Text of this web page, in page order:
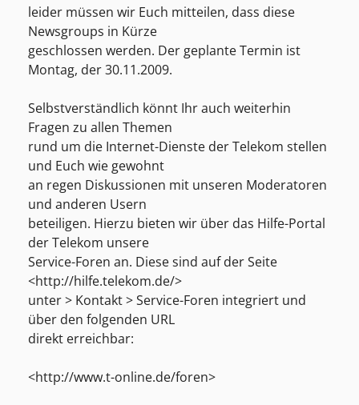
leider müssen wir Euch mitteilen, dass diese
Newsgroups in Kürze
geschlossen werden. Der geplante Termin ist
Montag, der 30.11.2009.
Selbstverständlich könnt Ihr auch weiterhin
Fragen zu allen Themen
rund um die Internet-Dienste der Telekom stellen
und Euch wie gewohnt
an regen Diskussionen mit unseren Moderatoren
und anderen Usern
beteiligen. Hierzu bieten wir über das Hilfe-Portal
der Telekom unsere
Service-Foren an. Diese sind auf der Seite
<http://hilfe.telekom.de/>
unter > Kontakt > Service-Foren integriert und
über den folgenden URL
direkt erreichbar:
<http://www.t-online.de/foren>